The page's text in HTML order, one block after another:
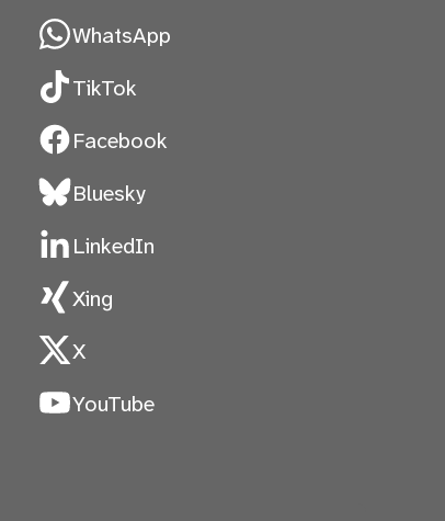
WhatsApp
TikTok
Facebook
Bluesky
LinkedIn
Xing
X
YouTube